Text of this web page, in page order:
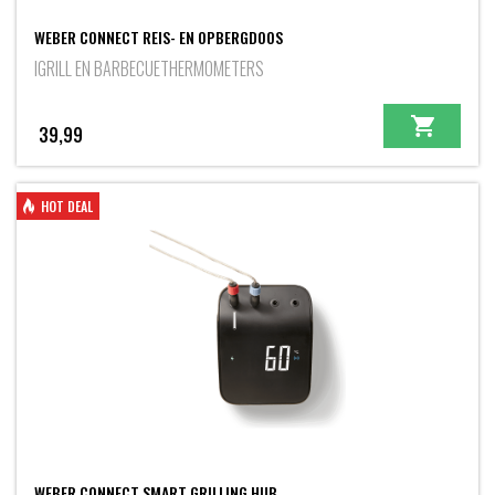
WEBER CONNECT REIS- EN OPBERGDOOS
IGRILL EN BARBECUETHERMOMETERS
39,99
HOT DEAL